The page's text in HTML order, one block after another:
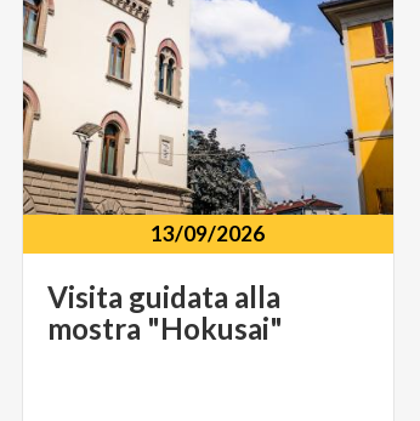
13/09/2026
Visita guidata alla
mostra "Hokusai"